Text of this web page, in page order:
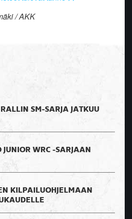
/ AKK
SM-SARJA JATKUU
WRC -SARJAAN
KILPAILUOHJELMAAN